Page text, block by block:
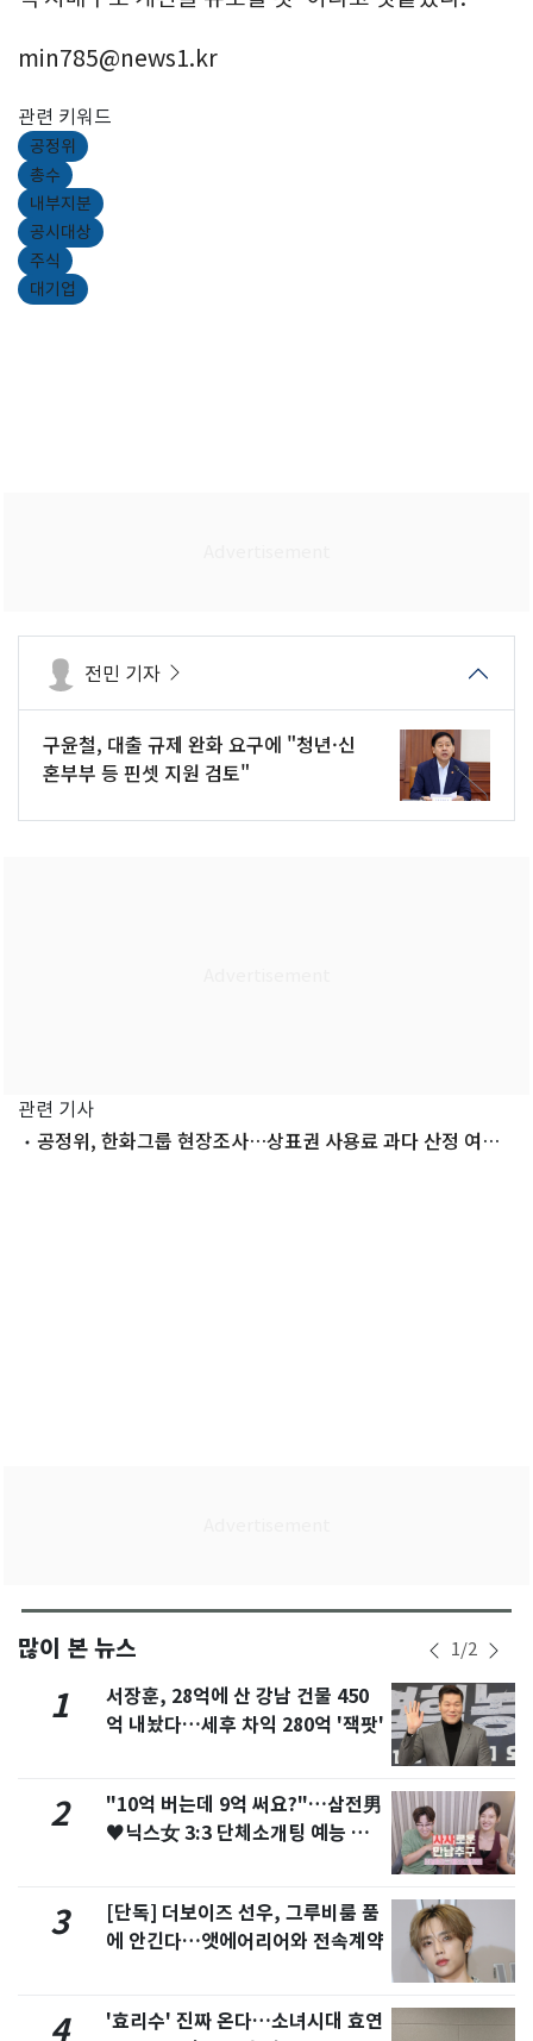
min785@news1.kr
관련 키워드
공정위
총수
내부지분
공시대상
주식
대기업
전민 기자
구윤철, 대출 규제 완화 요구에 "청년·신
혼부부 등 핀셋 지원 검토"
관련 기사
공정위, 한화그룹 현장조사…상표권 사용료 과다 산정 여부
많이 본 뉴스 1/2
1
서장훈, 28억에 산 강남 건물 450
억 내놨다…세후 차익 280억 '잭팟'
2
"10억 버는데 9억 써요?"…삼전男
♥닉스女 3:3 단체소개팅 예능 화
3
[단독] 더보이즈 선우, 그루비룸 품
에 안긴다…앳에어리어와 전속계약
4
'효리수' 진짜 온다…소녀시대 효연